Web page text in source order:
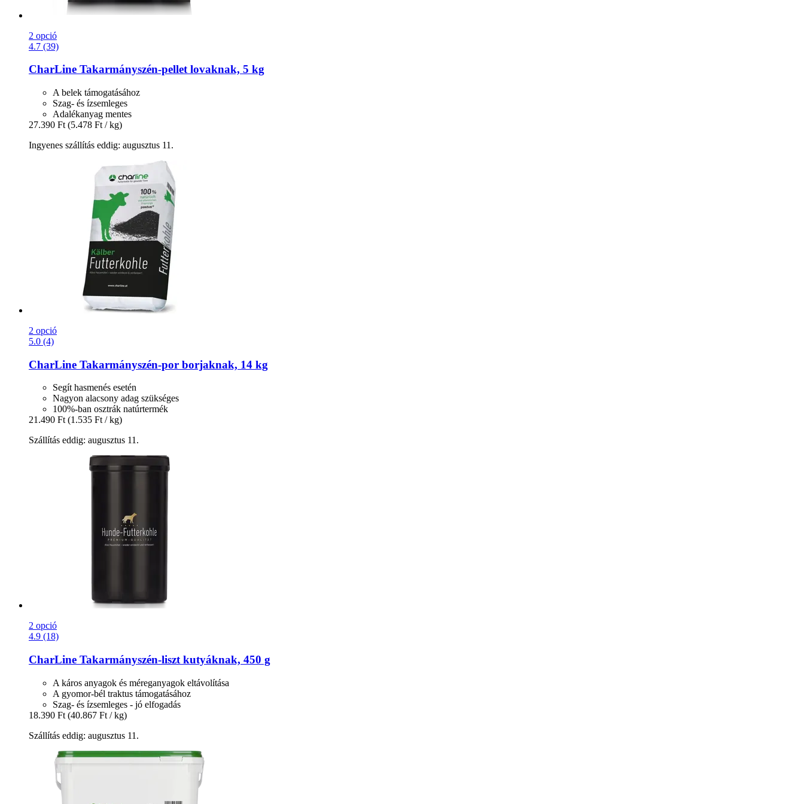
2 opció
4.7 (39)
CharLine Takarmányszén-​pellet lovaknak, 5 kg
A belek támogatásához
Szag- és ízsemleges
Adalékanyag mentes
27.390 Ft (5.478 Ft / kg)
Ingyenes szállítás eddig: augusztus 11.
2 opció
5.0 (4)
CharLine Takarmányszén-​por borjaknak, 14 kg
Segít hasmenés esetén
Nagyon alacsony adag szükséges
100%-ban osztrák natúrtermék
21.490 Ft (1.535 Ft / kg)
Szállítás eddig: augusztus 11.
2 opció
4.9 (18)
CharLine Takarmányszén-​liszt kutyáknak, 450 g
A káros anyagok és méreganyagok eltávolítása
A gyomor-bél traktus támogatásához
Szag- és ízsemleges - jó elfogadás
18.390 Ft (40.867 Ft / kg)
Szállítás eddig: augusztus 11.